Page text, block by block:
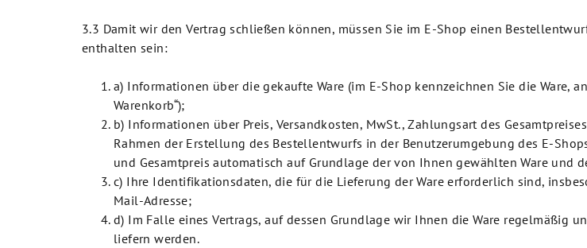
3.3 Damit wir den Vertrag schließen können, müssen Sie im E-Shop einen
enthalten sein:
a) Informationen über die gekaufte Ware (im E-Shop kennzeichnen Sie die Ware,
Warenkorb“);
b) Informationen über Preis, Versandkosten, MwSt., Zahlungsart des
Rahmen der Erstellung des Bestellentwurfs in der Benutzerumgebung des E-
und Gesamtpreis automatisch auf Grundlage der von Ihnen gewählten Ware und
c) Ihre Identifikationsdaten, die für die Lieferung der Ware erforderlich sind,
Mail-Adresse;
d) Im Falle eines Vertrags, auf dessen Grundlage wir Ihnen die Ware regelmäßig
liefern werden.